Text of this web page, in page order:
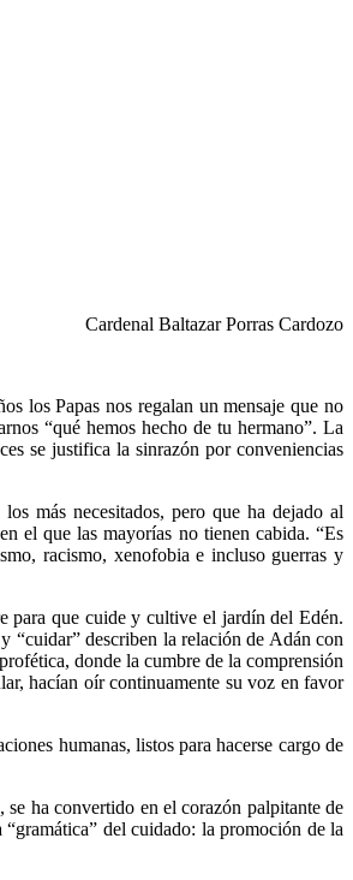
Cardenal Baltazar Porras Cardozo
los Papas nos regalan un mensaje que no
“qué hemos hecho de tu hermano”. La
se justifica la sinrazón por conveniencias
más necesitados, pero que ha dejado al
el que las mayorías no tienen cabida. “Es
racismo, xenofobia e incluso guerras y
para que cuide y cultive el jardín del Edén.
“cuidar” describen la relación de Adán con
donde la cumbre de la comprensión
hacían oír continuamente su voz en favor
humanas, listos para hacerse cargo de
ha convertido en el corazón palpitante de
del cuidado: la promoción de la